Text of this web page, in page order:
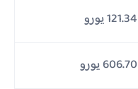
121.34 يورو
606.70 يورو